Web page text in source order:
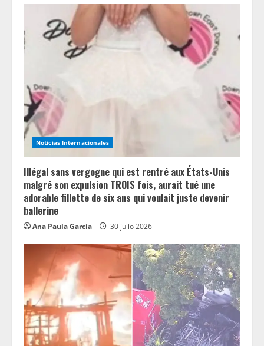
Noticias Internacionales
Illégal sans vergogne qui est rentré aux États-Unis
malgré son expulsion TROIS fois, aurait tué une
adorable fillette de six ans qui voulait juste devenir
ballerine
Ana Paula García 30 julio 2026